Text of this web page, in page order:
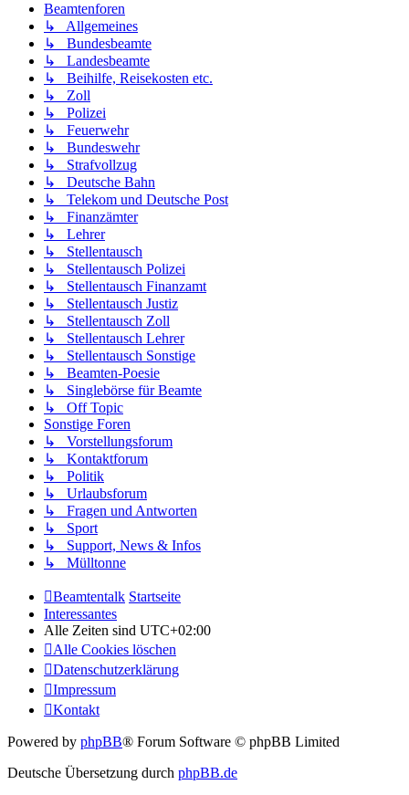
Beamtenforen
↳ Allgemeines
↳ Bundesbeamte
↳ Landesbeamte
↳ Beihilfe, Reisekosten etc.
↳ Zoll
↳ Polizei
↳ Feuerwehr
↳ Bundeswehr
↳ Strafvollzug
↳ Deutsche Bahn
↳ Telekom und Deutsche Post
↳ Finanzämter
↳ Lehrer
↳ Stellentausch
↳ Stellentausch Polizei
↳ Stellentausch Finanzamt
↳ Stellentausch Justiz
↳ Stellentausch Zoll
↳ Stellentausch Lehrer
↳ Stellentausch Sonstige
↳ Beamten-Poesie
↳ Singlebörse für Beamte
↳ Off Topic
Sonstige Foren
↳ Vorstellungsforum
↳ Kontaktforum
↳ Politik
↳ Urlaubsforum
↳ Fragen und Antworten
↳ Sport
↳ Support, News & Infos
↳ Mülltonne
Beamtentalk Startseite
Interessantes
Alle Zeiten sind UTC+02:00
Alle Cookies löschen
Datenschutzerklärung
Impressum
Kontakt
Powered by phpBB® Forum Software © phpBB Limited
Deutsche Übersetzung durch phpBB.de